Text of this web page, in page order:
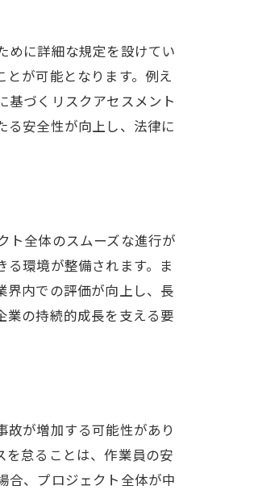
めに詳細な規定を設けてい
が可能となります。例え
基づくリスクアセスメント
る安全性が向上し、法律に
ト全体のスムーズな進行が
環境が整備されます。ま
界内での評価が向上し、長
業の持続的成長を支える要
が増加する可能性があり
を怠ることは、作業員の安
合、プロジェクト全体が中